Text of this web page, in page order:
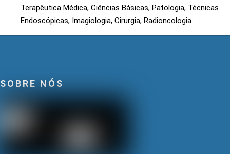
Terapêutica Médica, Ciências Básicas, Patologia, Técnicas
Endoscópicas, Imagiologia, Cirurgia, Radioncologia.
SOBRE NÓS